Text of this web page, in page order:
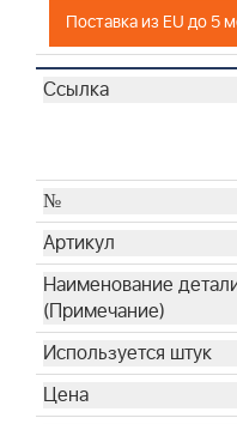
Поставка из EU до 5